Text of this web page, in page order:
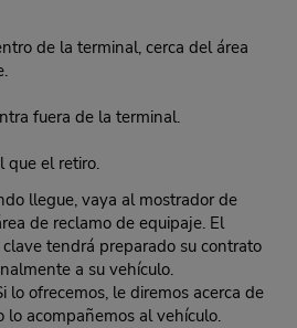
de la terminal, cerca del área
fuera de la terminal.
que el retiro.
llegue, vaya al mostrador de
de reclamo de equipaje. El
tendrá preparado su contrato
a su vehículo.
lo ofrecemos, le diremos acerca de
lo acompañemos al vehículo.